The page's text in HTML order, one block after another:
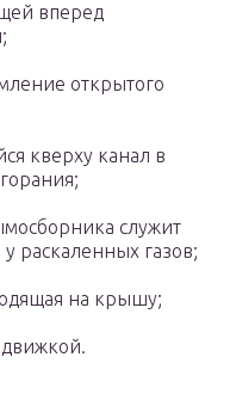
вперед
открытого
кверху канал в
служит
раскаленных газов;
на крышу;